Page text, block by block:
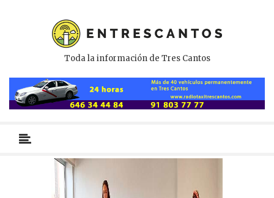
Toda la información de Tres Cantos
primario